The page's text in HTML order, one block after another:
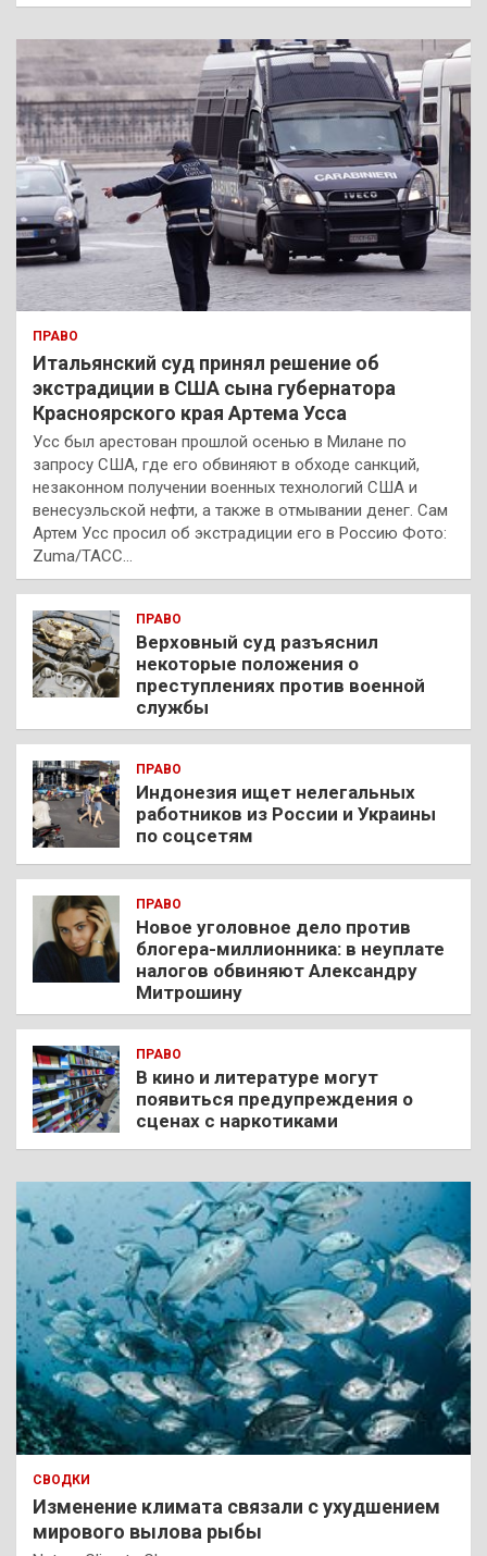
к
ПРАВО
Итальянский суд принял решение об
экстрадиции в США сына губернатора
Красноярского края Артема Усса
Усс был арестован прошлой осенью в Милане по
запросу США, где его обвиняют в обходе санкций,
незаконном получении военных технологий США и
венесуэльской нефти, а также в отмывании денег. Сам
Артем Усс просил об экстрадиции его в Россию Фото:
Zuma/ТАСС…
ПРАВО
Верховный суд разъяснил
некоторые положения о
преступлениях против военной
службы
ПРАВО
Индонезия ищет нелегальных
работников из России и Украины
по соцсетям
ПРАВО
Новое уголовное дело против
блогера-миллионника: в неуплате
налогов обвиняют Александру
Митрошину
ПРАВО
В кино и литературе могут
появиться предупреждения о
сценах с наркотиками
СВОДКИ
Изменение климата связали с ухудшением
мирового вылова рыбы